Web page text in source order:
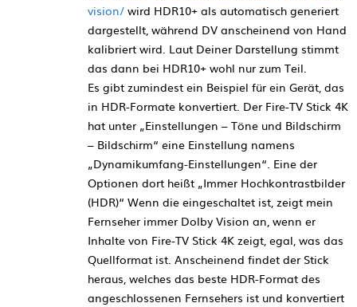
vision/ wird HDR10+ als automatisch generiert
dargestellt, während DV anscheinend von Hand
kalibriert wird. Laut Deiner Darstellung stimmt
das dann bei HDR10+ wohl nur zum Teil.
Es gibt zumindest ein Beispiel für ein Gerät, das
in HDR-Formate konvertiert. Der Fire-TV Stick 4K
hat unter „Einstellungen – Töne und Bildschirm
– Bildschirm“ eine Einstellung namens
„Dynamikumfang-Einstellungen“. Eine der
Optionen dort heißt „Immer Hochkontrastbilder
(HDR)“ Wenn die eingeschaltet ist, zeigt mein
Fernseher immer Dolby Vision an, wenn er
Inhalte von Fire-TV Stick 4K zeigt, egal, was das
Quellformat ist. Anscheinend findet der Stick
heraus, welches das beste HDR-Format des
angeschlossenen Fernsehers ist und konvertiert